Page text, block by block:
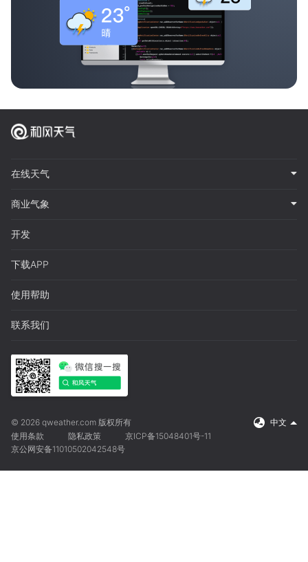
在线天气
商业气象
开发
下载APP
使用帮助
联系我们
© 2026 qweather.com 版权所有
中文
使用条款
隐私政策
京ICP备15048401号-11
京公网安备11010502042548号